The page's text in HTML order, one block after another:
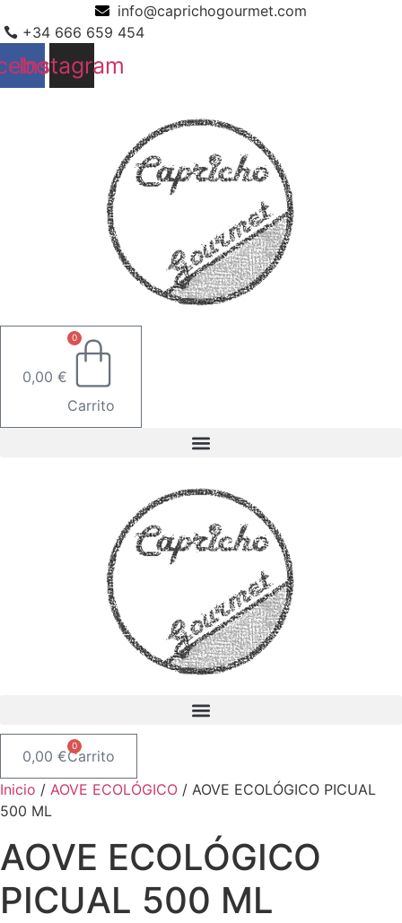
al
contenido
info@caprichogourmet.com
+34 666 659 454
Instagram
0,00 €
0
Carrito
0,00 €
0
Carrito
Inicio / AOVE ECOLÓGICO / AOVE ECOLÓGICO PICUAL
500 ML
AOVE ECOLÓGICO
PICUAL 500 ML